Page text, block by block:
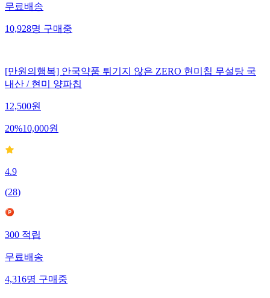
무료배송
10,928명구매중
[만원의행복] 안국약품 튀기지 않은 ZERO 현미칩 무설탕 국
내산 / 현미 양파칩
12,500원
20%10,000원
4.9
(28)
300적립
무료배송
4,316명구매중